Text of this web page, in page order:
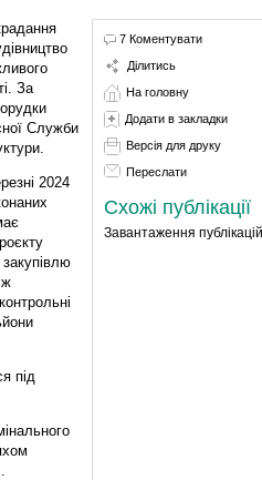
За
Служби
2024
під
7 Коментувати
Ділитись
На головну
Додати в закладки
Версія для друку
Переслати
Схожі публікації
Завантаження